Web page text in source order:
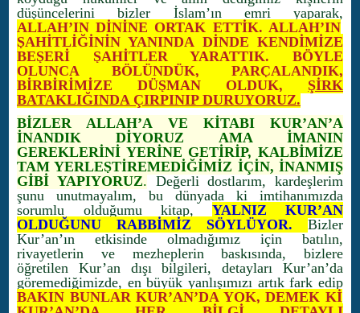
düşüncelerini bizler İslam’ın emri yaparak,
ALLAH’IN DİNİNE ORTAK ETTİK. ALLAH’IN
ŞAHİTLİĞİNİN YANINDA DİNDE KENDİMİZE
BEŞERİ ŞAHİTLER YARATTIK. BÖYLE
OLUNCA BÖLÜNDÜK, PARÇALANDIK,
BİRBİRİMİZE DÜŞMAN OLDUK, ŞİRK
BATAKLIĞINDA ÇIRPINIP DURUYORUZ.
BİZLER ALLAH’A VE KİTABI KUR’AN’A
İNANDIK DİYORUZ AMA İMANIN
GEREKLERİNİ YERİNE GETİRİP, KALBİMİZE
TAM YERLEŞTİREMEDİĞİMİZ İÇİN, İNANMIŞ
GİBİ YAPIYORUZ. Değerli dostlarım, kardeşlerim
şunu unutmayalım, bu dünyada ki imtihanımızda
sorumlu olduğumu kitap,
YALNIZ KUR’AN
OLDUĞUNU RABBİMİZ SÖYLÜYOR. Bizler
Kur’an’ın etkisinde olmadığımız için batılın,
rivayetlerin ve mezheplerin baskısında, bizlere
öğretilen Kur’an dışı bilgileri, detayları Kur’an’da
göremediğimizde, en büyük yanlışımızı artık fark edip
BAKIN BUNLAR KUR’AN’DA YOK, DEMEK Kİ